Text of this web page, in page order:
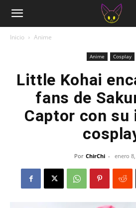
Inicio Anime
Anime Cosplay
Little Kohai
fans de
Captor con su
Por ChirChi - enero